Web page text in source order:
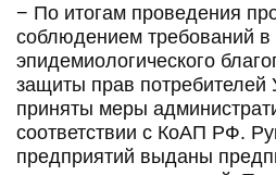
− По итогам проведения
соблюдением требований в
эпидемиологического
защиты прав потребителей
приняты меры
соответствии с КоАП РФ.
предприятий выданы